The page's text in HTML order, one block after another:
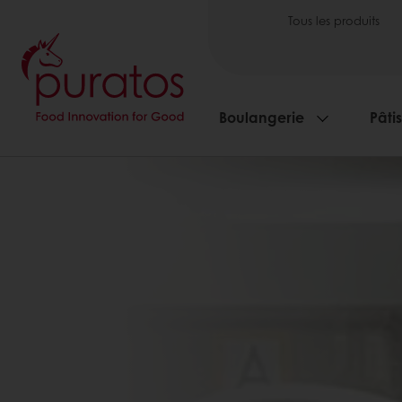
Tous les produits
Boulangerie